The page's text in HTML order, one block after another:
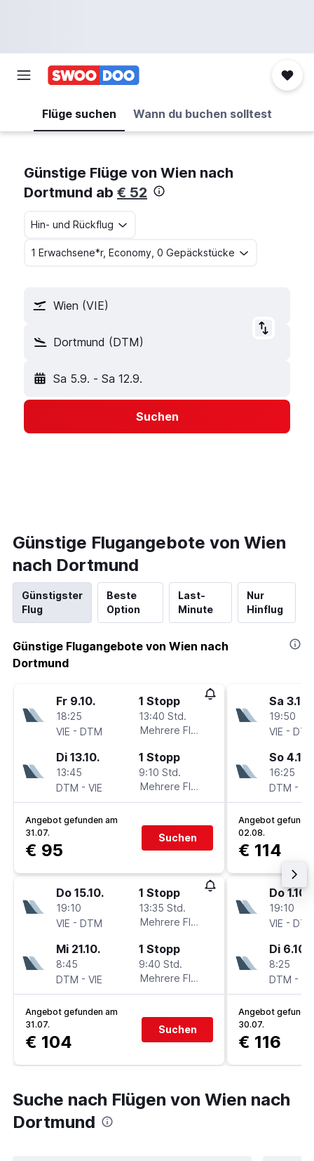
Flüge suchen Wann du buchen solltest
Günstige Flüge von Wien nach
Dortmund ab € 52
Hin- und Rückflug
1 Erwachsene*r, Economy, 0 Gepäckstücke
Wien (VIE)
Dortmund (DTM)
Sa 5.9. - Sa 12.9.
Suchen
Günstige Flugangebote von Wien
nach Dortmund
Günstigster
Flug
Beste
Option
Last-
Minute
Nur
Hinflug
Günstige Flugangebote von Wien nach
Dortmund
Fr 9.10.
18:25
VIE - DTM
1 Stopp
13:40 Std.
Mehrere Fluglinien
Di 13.10.
13:45
DTM - VIE
1 Stopp
9:10 Std.
Mehrere Fluglinien
Angebot gefunden am
31.07.
€ 95
Suchen
Do 15.10.
19:10
VIE - DTM
1 Stopp
13:35 Std.
Mehrere Fluglinien
Mi 21.10.
8:45
DTM - VIE
1 Stopp
9:40 Std.
Mehrere Fluglinien
Angebot gefunden am
31.07.
€ 104
Suchen
Sa 3.10.
19:50
VIE -
So 4.10.
16:25
DTM -
Angebot
02.08.
€ 114
Do 1.10.
19:10
VIE -
Di 6.10.
8:25
DTM -
Angebot
30.07.
€ 116
Suche nach Flügen von Wien nach
Dortmund